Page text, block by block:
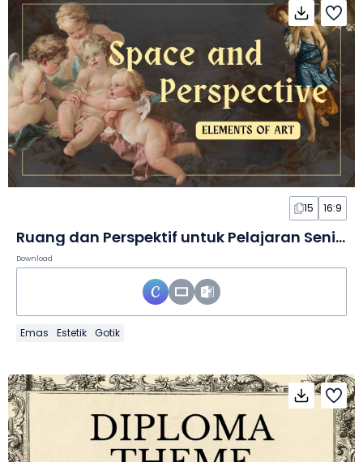
15 16:9
Ruang dan Perspektif untuk Pelajaran Seni dalam Slide
Download
Emas Estetik Gotik